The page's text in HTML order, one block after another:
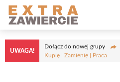
Przejdź
treści
UWAGA!
Dołącz do nowej grupy
Kupię | Zamienię | Praca